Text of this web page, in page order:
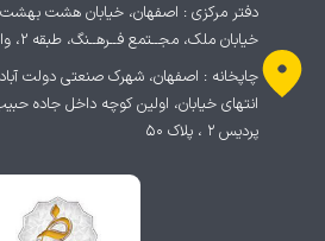
دفتر مرکزی : اصفهان، خیابان هشت بهشت
خیابان ملک، مجــتمع فــرهــنگ، طبقه 2، واحد 202
انتهای خیابان، اولین کوچه داخل جاده
پردیس ۲ ، پلاک ۵۰